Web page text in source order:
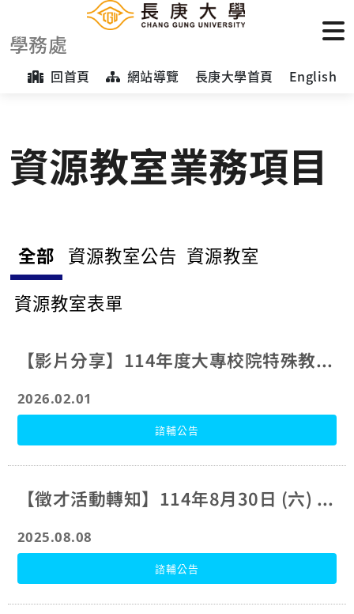
學務處
回首頁 網站導覽 長庚大學首頁 English
資源教室業務項目
全部 資源教室公告 資源教室
資源教室表單
【影片分享】114年度大專校院特殊教育服務績優人員─長庚大學彭康哲輔導人員
2026.02.01
諮輔公告
【徵才活動轉知】114年8月30日 (六) 友善職場聯合招募活動
2025.08.08
諮輔公告